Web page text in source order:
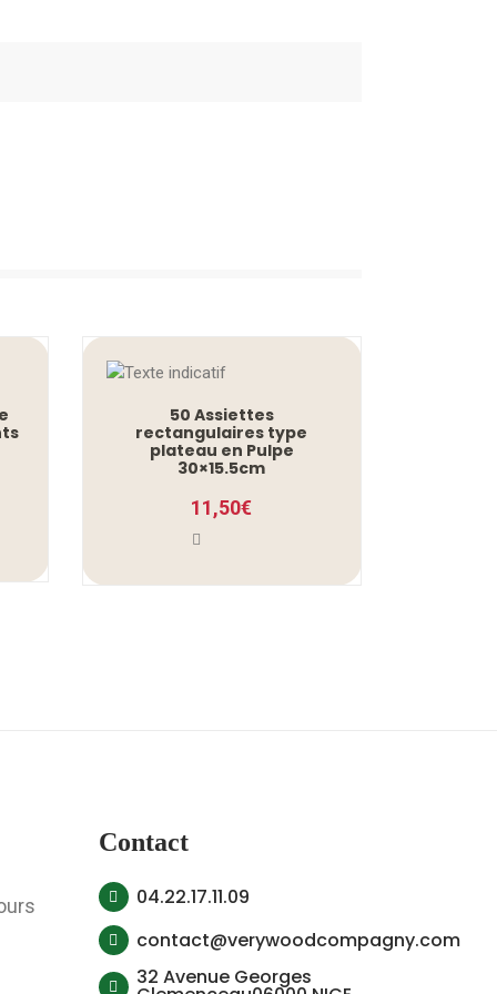
50 Assiettes
rectangulaires type
plateau en Pulpe
30×15.5cm
11,50€
Contact
04.22.17.11.09
contact@verywoodcompagny.com
32 Avenue Georges